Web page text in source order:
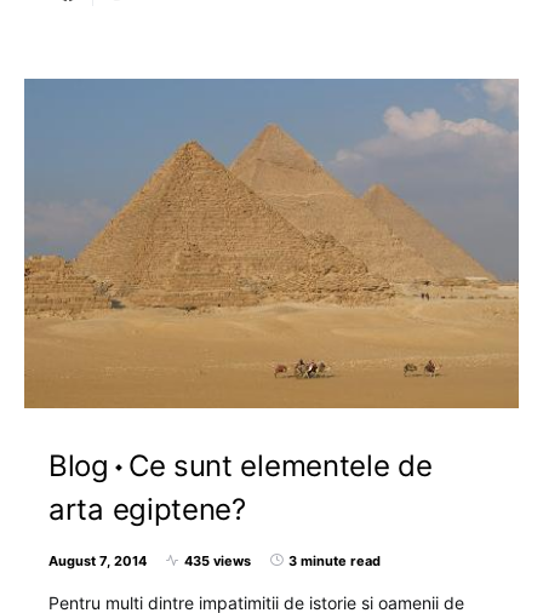
Blog
Ce sunt elementele de
arta egiptene?
August 7, 2014 435 views 3 minute read
Pentru multi dintre impatimitii de istorie si oamenii de